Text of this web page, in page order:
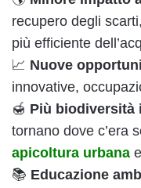
recupero degli
più efficiente
📈 Nuove
innovative,
🍯 Più biodiversità
tornano dove c’era
apicoltura urbana
📚 Educazione